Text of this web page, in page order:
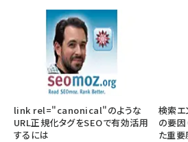
link rel="canonical"のような
URL正規化タグをSEOで有効活用
するには
検索
の要因
た重要